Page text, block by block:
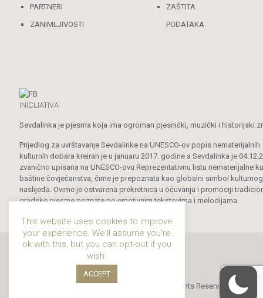
PARTNERI
ZANIMLJIVOSTI
ZAŠTITA
PODATAKA
INICIJATIVA
Sevdalinka je pjesma koja ima ogroman pjesnički, muzički i historijski
Prijedlog za uvrštavanje Sevdalinke na UNESCO-ov popis nematerijalnih
kulturnih dobara kreiran je u januaru 2017. godine a Sevdalinka je
zvanično upisana na UNESCO-ovu Reprezentativnu listu nematerijalne
baštine čovječanstva, čime je prepoznata kao globalni simbol kulturnog
naslijeđa. Ovime je ostvarena prekretnica u očuvanju i promociji
gradske pjesme poznate po emotivnim tekstovima i melodijama.
© 2019 - 2024 Sevdalinka. All Rights Reserved.
This website uses cookies to improve
your experience. We'll assume you're
ok with this, but you can opt-out if you
wish.
ACCEPT